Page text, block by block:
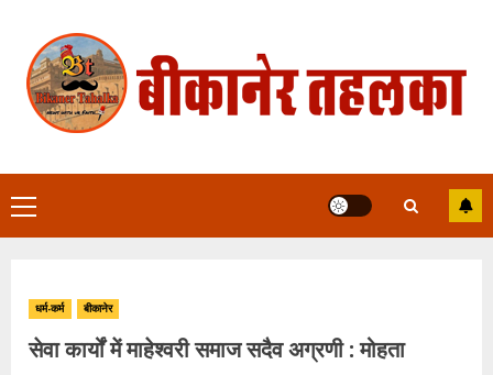
content
Primary
Menu
धर्म-कर्म बीकानेर
सेवा कार्यों में माहेश्वरी समाज सदैव अग्रणी : मोहता